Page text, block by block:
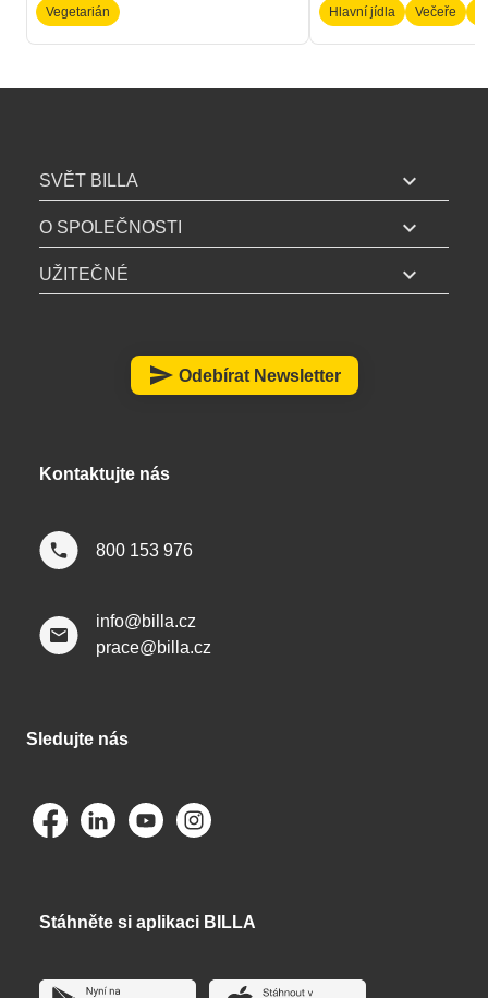
Vegetarián
Hlavní jídla Večeře
SVĚT BILLA expand_more
O SPOLEČNOSTI expand_more
UŽITEČNÉ expand_more
send Odebírat Newsletter
Kontaktujte nás
800 153 976
info@billa.cz
prace@billa.cz
Sledujte nás
Stáhněte si aplikaci BILLA